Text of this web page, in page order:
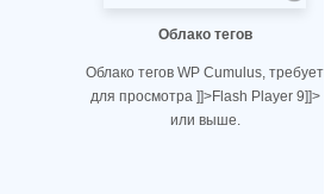
Облако тегов
Облако тегов WP Cumulus, требует
для просмотра ]]>Flash Player 9]]>
или выше.